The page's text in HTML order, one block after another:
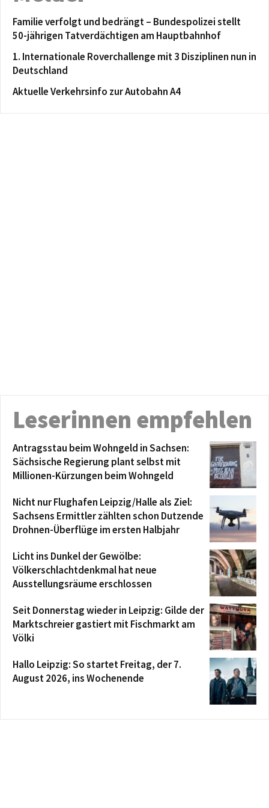
Familie verfolgt und bedrängt – Bundespolizei stellt
50-jährigen Tatverdächtigen am Hauptbahnhof
1. Internationale Roverchallenge mit 3 Disziplinen nun in
Deutschland
Aktuelle Verkehrsinfo zur Autobahn A4
Leserinnen empfehlen
Antragsstau beim Wohngeld in Sachsen:
Sächsische Regierung plant selbst mit
Millionen-Kürzungen beim Wohngeld
Nicht nur Flughafen Leipzig/Halle als Ziel:
Sachsens Ermittler zählten schon Dutzende
Drohnen-Überflüge im ersten Halbjahr
Licht ins Dunkel der Gewölbe:
Völkerschlachtdenkmal hat neue
Ausstellungsräume erschlossen
Seit Donnerstag wieder in Leipzig: Gilde der
Marktschreier gastiert mit Fischmarkt am
Völki
Hallo Leipzig: So startet Freitag, der 7.
August 2026, ins Wochenende